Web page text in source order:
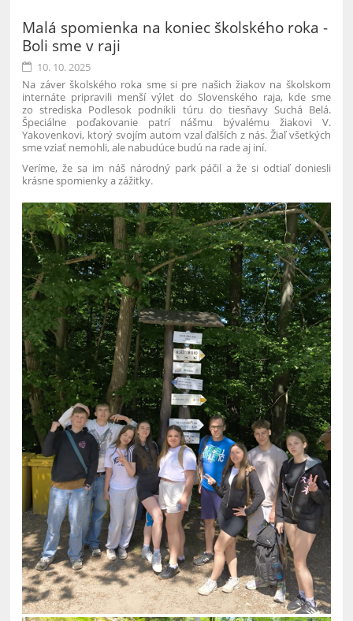
Malá spomienka na koniec školského roka -
Boli sme v raji
10. 10. 2025
Na záver školského roka sme si pre našich žiakov na školskom
internáte pripravili menší výlet do Slovenského raja, kde sme
zo strediska Podlesok podnikli túru do tiesňavy Suchá Belá.
Špeciálne poďakovanie patrí nášmu bývalému žiakovi V.
Yakovenkovi, ktorý svojím autom vzal ďalších z nás. Žiaľ všetkých
sme vziať nemohli, ale nabudúce budú na rade aj iní.
Veríme, že sa im náš národný park páčil a že si odtiaľ doniesli
krásne spomienky a zážitky.